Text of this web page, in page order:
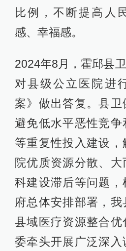
比例，不断提高人
感、幸福感。
2024年8月，霍邱县
对县级公立医院进
案》做出答复。县卫
避免低水平恶性竞
等重复性投入建设
院优质资源分散、
科建设滞后等问题
府总体安排部署，
县域医疗资源整合
委牵头开展广泛深